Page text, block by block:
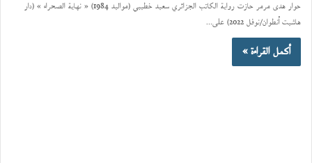
حوار هدى مرمر حازت رواية الكاتب الجزائري سعيد خطيبي (مواليد 1984) « نهاية الصحراء » (دار
هاشيت أنطوان/نوفل 2022) على…
أكمل القراءة »